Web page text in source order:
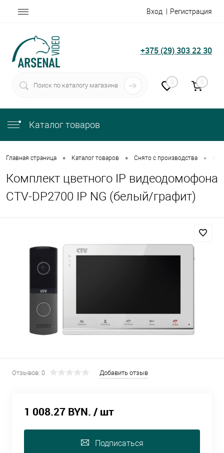
Вход Регистрация
+375 (29) 303 22 30
0 0
Каталог товаров
Главная страница • Каталог товаров • Снято с производства •
Комплект цветного IP видеодомофона
CTV-DP2700 IP NG (белый/графит)
Отзывов: 0 Добавить отзыв
1 008.27 BYN. / шт
Подписаться